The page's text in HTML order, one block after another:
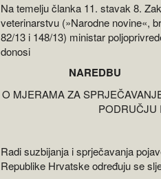
Na temelju članka 11. stavak 8.
veterinarstvu (»Narodne novine«,
82/13 i 148/13) ministar
donosi
NAREDBU
O MJERAMA ZA
PODRUČJU
Radi suzbijanja i sprječavanja
Republike Hrvatske određuju se